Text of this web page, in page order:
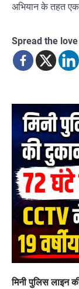
अभियान के तहत एक
Spread the love
मिनी पुलिस लाइन